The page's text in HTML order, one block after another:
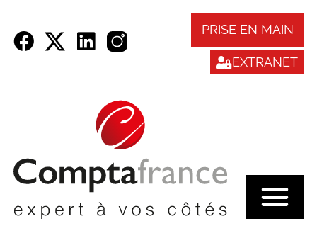
PRISE EN MAIN
EXTRANET